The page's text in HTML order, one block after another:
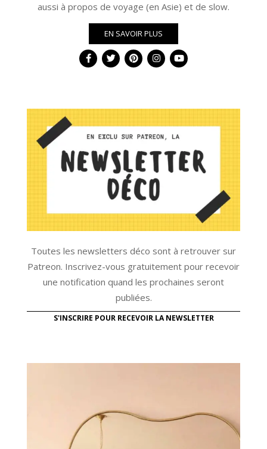
aussi à propos de voyage (en Asie) et de slow.
EN SAVOIR PLUS
Toutes les newsletters déco sont à retrouver sur
Patreon. Inscrivez-vous gratuitement pour recevoir
une notification quand les prochaines seront
publiées.
S'INSCRIRE POUR RECEVOIR LA NEWSLETTER